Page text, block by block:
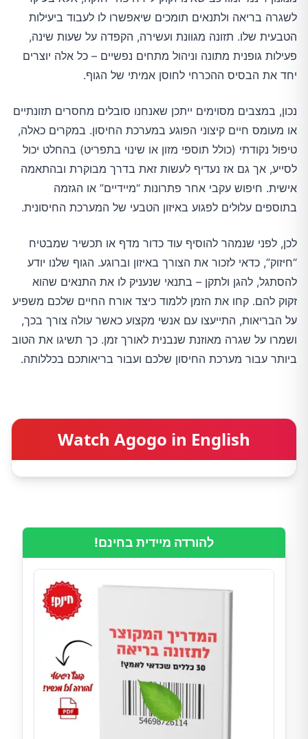
לשגרה בריאה ולתנאים תומכים שיאפשרו לו לעבוד ביעילות
הטבעית שלו. תזונה מגוונת ועשירה, הקפדה על שעות שינה,
פעילות גופנית מתונה וניהול מתחים נפשיים – כל אלה יוצרים
יחד את הבסיס ההכרחי לחוסן אמיתי של הגוף.
נכון, במצבים מסוימים ייתכן שאנחנו סובלים מחסרים תזונתיים
או מעומס חיים קיצוני הפוגע במערכת החיסון. במקרים כאלה,
טיפול נקודתי (כולל תוספי מזון או שינוי בתפריט) בהחלט יכול
לסייע, אך גם אז נעדיף לעשות זאת בדרך מבוקרת ובהתאמה
אישית. חיפוש עקבי אחר פתרונות “מיידיים” או הגזמה
בתוספים עלולים לפגוע באיזון הטבעי של המערכת החיסונית.
לכן, לפני שנמהר להוסיף עוד כדור מדף או תכשיר שמבטיח
“חיזוק”, כדאי לזכור את הצורך באיזון וברוגע. הגוף שלנו יודע
להסתגל, להגן ולתקן – בתנאי שנעניק לו את התנאים שהוא
זקוק להם. קחו את הזמן ללמוד כיצד אורח החיים שלכם משפיע
על הבריאות, התייעצו עם אנשי מקצוע כאשר עולה צורך בכך,
ושמרו על שגרה מאוזנת שנבנית לאורך זמן. כך תשיגו את הטוב
ביותר עבור מערכת החיסון שלכם ועבור בריאותכם בכללותה.
Watch Agogo in English
להורדה מיידית בחינם!